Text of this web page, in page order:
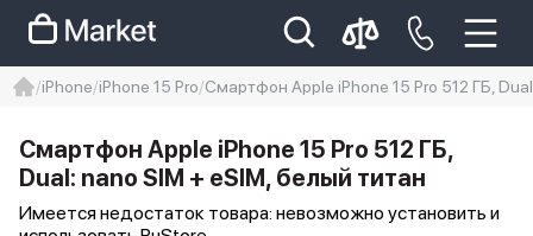
Iphone 14 pro max
айфон 14
iPhone iPhone 15 Pro Смартфон Apple iPhone 15 Pro 512 ГБ,
Смартфон Apple iPhone 15 Pro 512 ГБ,
Dual: nano SIM + eSIM, белый титан
Имеется недостаток товара: невозможно установить и